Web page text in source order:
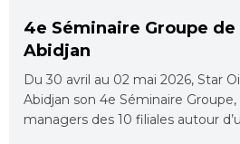
4e Séminaire Groupe de
Abidjan
Du 30 avril au 02 mai 2026, Star
Abidjan son 4e Séminaire
managers des 10 filiales autour